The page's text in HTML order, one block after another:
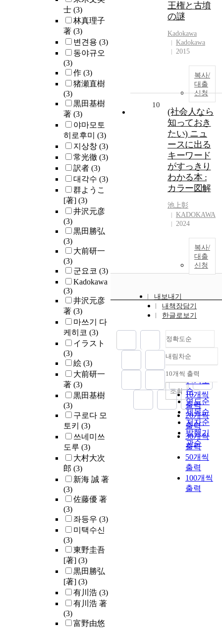
士 (3)
林真理子
著 (3)
변견용 (3)
동야규오
(3)
作 (3)
猪瀬直樹
(3)
黒田基樹
著 (3)
야마모토
히로후미 (3)
지상창 (3)
常光徹 (3)
訳者 (3)
대각수 (3)
群ようこ
[著] (3)
井沢元彦
(3)
黒田勝弘
(3)
大前研一
(3)
군요코 (3)
Kadokawa
(3)
井沢元彦
著 (3)
마쓰기 다
케히코 (3)
イラスト
(3)
絵 (3)
大前研一
著 (3)
黒田基樹
(3)
구로다 모
토키 (3)
쓰네미쓰
도루 (3)
大村大次
郎 (3)
新海 誠 著
(3)
佐藤優 著
(3)
좌등우 (3)
미택수신
(3)
東野圭吾
[著] (3)
黒田勝弘
[著] (3)
有川浩 (3)
有川浩 著
(3)
富野由悠
王権と古墳
の謎
Kadokawa
Kadokawa
2015
복사/
대출
신청
10
(社会人なら
知っておき
たい) ニュ
ースに出る
キーワード
がすっきり
わかる本 :
カラー図解
池上彰
KADOKAWA
2024
복사/
대출
신청
내보내기
내책장담기
한글로보기
정확도순
정확도
순
인기도
순
연도순
제목순
저자순
발행기
관순
내림차순
내림차순
10개씩 출력
10개씩
출력
20개씩
출력
30개씩
출력
50개씩
출력
100개씩
출력
조회